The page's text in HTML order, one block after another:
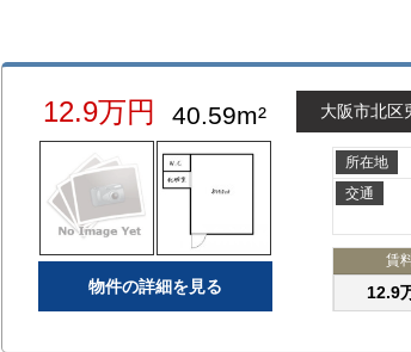
12.9万円 40.59m²
物件の詳細を見る
大阪市北区
所在地
交通
賃
12.9